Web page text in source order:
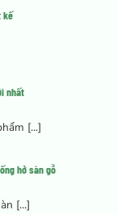
kế
nhất
[...]
hở sàn gỗ
[...]